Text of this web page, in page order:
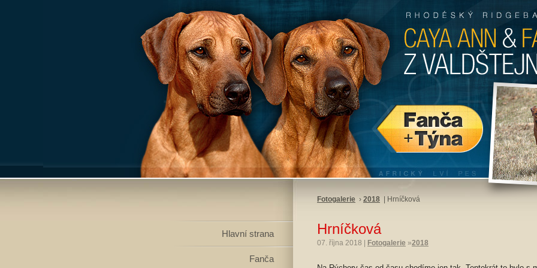
Hlavní strana
Fanča
Fotogalerie › 2018 Hrníčková
Hrníčková
07. října 2018 Fotogalerie »2018